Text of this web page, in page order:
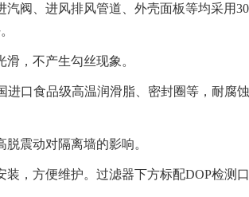
阀、进风排风管道、外壳面板等均采用
，不产生勾丝现象。
口食品级高温润滑脂、密封圈等，耐腐
震动对隔离墙的影响。
，方便维护。过滤器下方标配DOP检测